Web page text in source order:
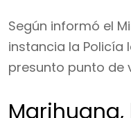
Según informó el
instancia la
presunto punto de